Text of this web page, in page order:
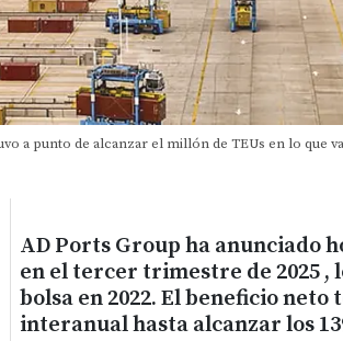
a punto de alcanzar el millón de TEUs en lo que
AD Ports Group ha anunciado
en el tercer trimestre de 2025 ,
bolsa en 2022. El beneficio neto
interanual hasta alcanzar los